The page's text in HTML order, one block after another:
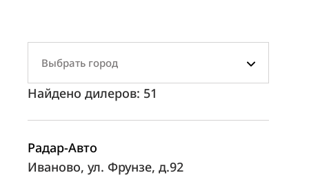
Выбрать город
Найдено дилеров: 51
Радар-Авто
Иваново, ул. Фрунзе, д.92